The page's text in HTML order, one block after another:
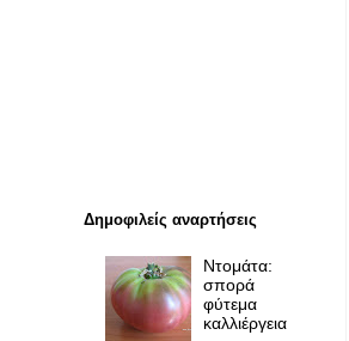
Δημοφιλείς αναρτήσεις
Ντομάτα:
σπορά
φύτεμα
καλλιέργεια